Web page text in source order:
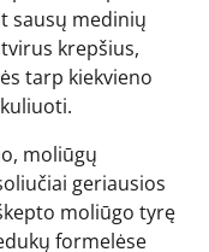
sausų medinių
krepšius,
tarp kiekvieno
moliūgų
geriausios
moliūgo tyrę
formelėse